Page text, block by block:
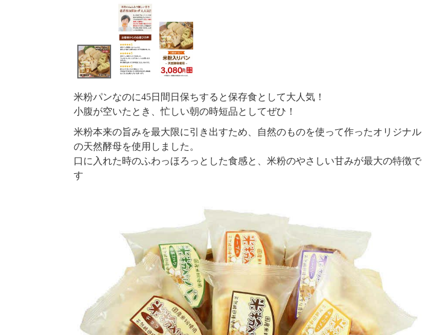
米粉パンなのに45日間日保ちすると保存食として大人気！
小腹が空いたとき、忙しい朝の時短品としてぜひ！
米粉本来の旨みを最大限に引き出すため、自然のものを使って作ったオリジナル
の天然酵母を使用しました。
口に入れた時のふわっほろっとした食感と、米粉のやさしい甘みが最大の特徴で
す